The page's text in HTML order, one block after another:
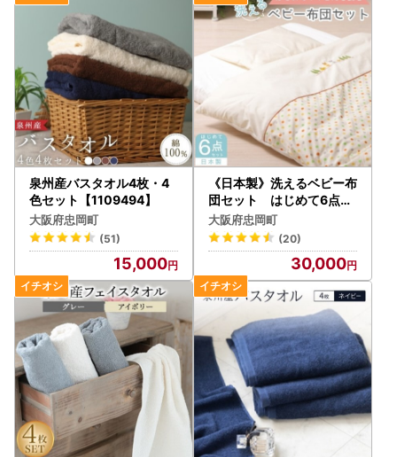
泉州産バスタオル4枚・4
色セット【1109494】
大阪府忠岡町
(51)
15,000
《日本製》洗えるベビー布
団セット はじめて6点セ
ット (ベージュ)【10511
64】
大阪府忠岡町
(20)
30,000